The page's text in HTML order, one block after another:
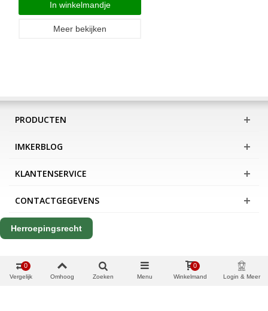
In winkelmandje
Meer bekijken
PRODUCTEN
IMKERBLOG
KLANTENSERVICE
CONTACTGEGEVENS
Herroepingsrecht
Vergelijk
0
Omhoog Zoeken Menu Winkelmand
0
Login & Meer